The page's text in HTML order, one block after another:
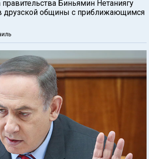
правительства Биньямин Нетаниягу
друзской общины с приближающимся